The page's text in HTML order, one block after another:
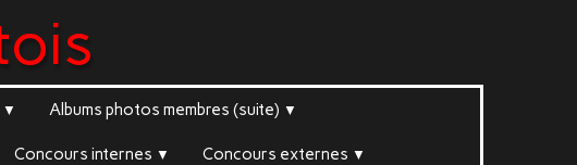
▼ Albums photos membres (suite) ▼
Concours internes ▼ Concours externes ▼